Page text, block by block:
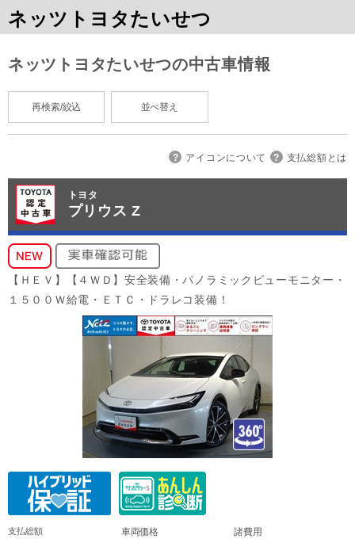
ネッツトヨタたいせつ
ネッツトヨタたいせつの中古車情報
再検索/絞込 並べ替え
アイコンについて 支払総額とは
トヨタ
プリウス Z
【ＨＥＶ】【４ＷＤ】安全装備・パノラミックビューモニター・
１５００Ｗ給電・ＥＴＣ・ドラレコ装備！
支払総額 車両価格 諸費用